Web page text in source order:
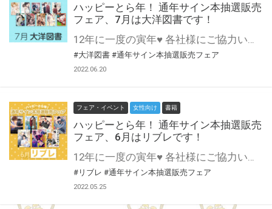
ハッピーとら年！ 通年サイン本抽選販売
フェア、7月は大洋図書です！
#大洋図書 #通年サイン本抽選販売フェア
2022.06.20
フェア・イベント 女性向け 書籍
ハッピーとら年！ 通年サイン本抽選販売
フェア、6月はリブレです！
#リブレ #通年サイン本抽選販売フェア
2022.05.25